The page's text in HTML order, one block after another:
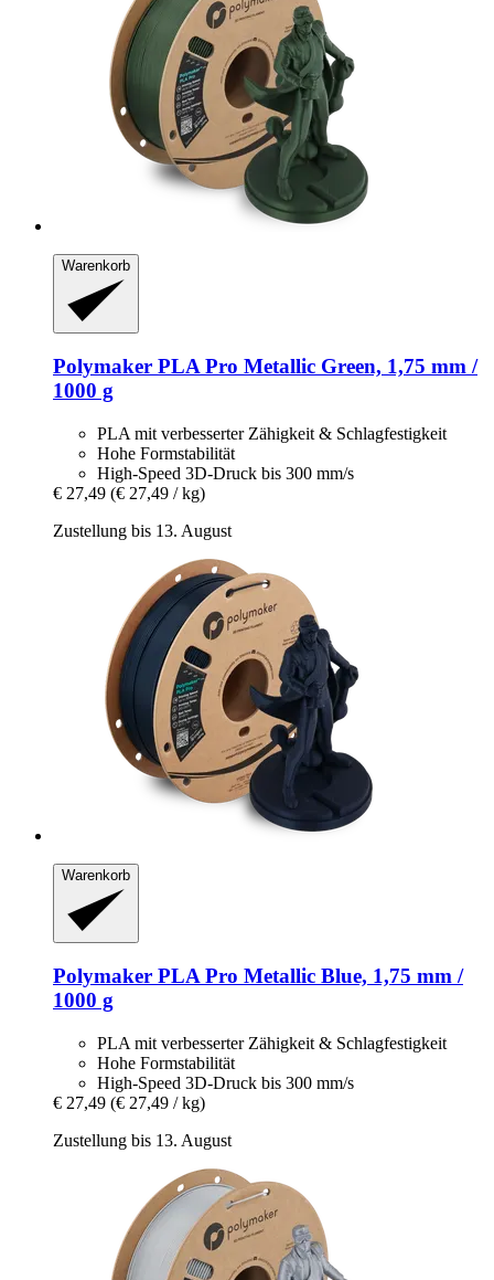
Warenkorb
Polymaker PLA Pro Metallic Green, 1,75 mm /
1000 g
PLA mit verbesserter Zähigkeit & Schlagfestigkeit
Hohe Formstabilität
High-Speed 3D-Druck bis 300 mm/s
€ 27,49 (€ 27,49 / kg)
Zustellung bis 13. August
Warenkorb
Polymaker PLA Pro Metallic Blue, 1,75 mm /
1000 g
PLA mit verbesserter Zähigkeit & Schlagfestigkeit
Hohe Formstabilität
High-Speed 3D-Druck bis 300 mm/s
€ 27,49 (€ 27,49 / kg)
Zustellung bis 13. August